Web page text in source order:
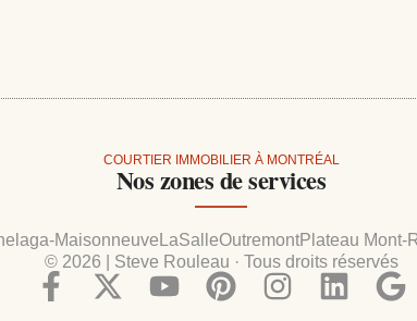
COURTIER IMMOBILIER À MONTRÉAL
Nos zones de services
Maisonneuve LaSalleOutremontPlateau Mont-
© 2026 | Steve Rouleau · Tous droits réservés